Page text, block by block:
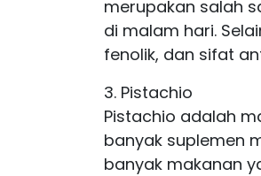
merupakan salah
di malam hari.
fenolik, dan sifat
3. Pistachio
Pistachio adalah
banyak suplemen
banyak makanan